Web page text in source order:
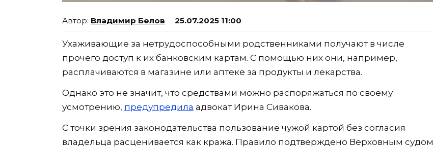
Владимир Белов 25.07.2025 11:00
Ухаживающие за нетрудоспособными родственниками получают в числе
прочего доступ к их банковским картам. С помощью них они, например,
расплачиваются в магазине или аптеке за продукты и лекарства.
Однако это не значит, что средствами можно распоряжаться по своему
усмотрению, предупредила адвокат Ирина Сивакова.
С точки зрения законодательства пользование чужой картой без согласия
владельца расценивается как кража. Правило подтверждено Верховным судом